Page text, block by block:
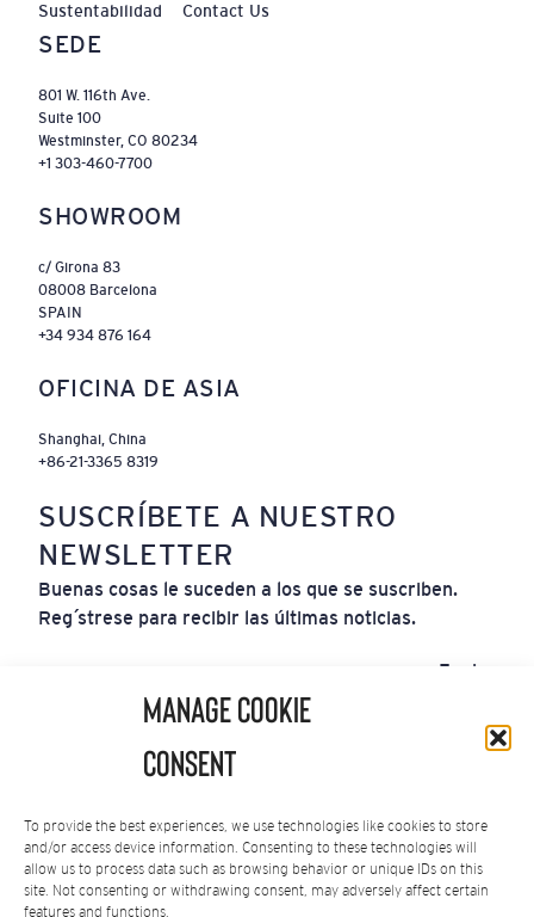
Manage Cookie
Consent
To provide the best experiences, we use technologies like cookies to store
and/or access device information. Consenting to these technologies will
allow us to process data such as browsing behavior or unique IDs on this
site. Not consenting or withdrawing consent, may adversely affect certain
features and functions.
SUSCRÍBETE A NUESTRO
NEWSLETTER
Buenas cosas le suceden a los que se suscriben.
Regístrese para recibir las últimas noticias.
(Obligatorio)
Enviar
Al suscribirte aceptas nuestra
Puedes darte de baja en cualquier momento.
Política de Privacidad
Sustentabilidad
Contact Us
SEDE
801 W. 116th Ave.
Suite 100
Westminster, CO 80234
+1 303-460-7700
SHOWROOM
c/ Girona 83
08008 Barcelona
SPAIN
+34 934 876 164
OFICINA DE ASIA
Shanghai, China
+86-21-3365 8319